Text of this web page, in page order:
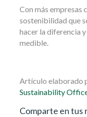
Con más empresas
sostenibilidad que
hacer la diferencia
medible.
Artículo elaborado
Sustainability
Comparte en tus